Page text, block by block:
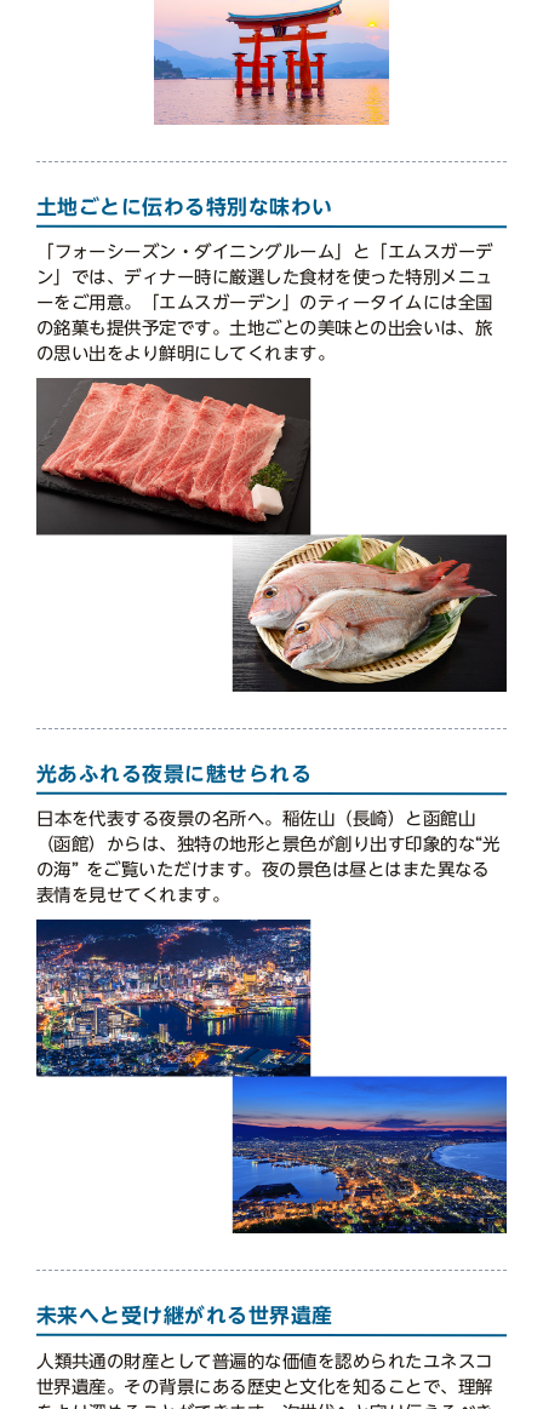
土地ごとに伝わる特別な味わい
「フォーシーズン・ダイニングルーム」と「エムスガーデ
ン」では、ディナー時に厳選した食材を使った特別メニュ
ーをご用意。「エムスガーデン」のティータイムには全国
の銘菓も提供予定です。土地ごとの美味との出会いは、旅
の思い出をより鮮明にしてくれます。
光あふれる夜景に魅せられる
日本を代表する夜景の名所へ。稲佐山（長崎）と函館山
（函館）からは、独特の地形と景色が創り出す印象的な“光
の海” をご覧いただけます。夜の景色は昼とはまた異なる
表情を見せてくれます。
未来へと受け継がれる世界遺産
人類共通の財産として普遍的な価値を認められたユネスコ
世界遺産。その背景にある歴史と文化を知ることで、理解